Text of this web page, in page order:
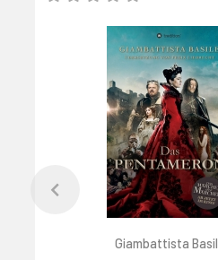
Giambattista